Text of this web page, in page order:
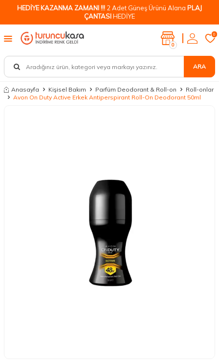
HEDİYE KAZANMA ZAMANI !!! 2 Adet Güneş Ürünü Alana PLAJ
ÇANTASIHEDİYE
ARA
0
0
Anasayfa Kişisel Bakım Parfüm Deodorant & Roll-on
Roll-onlar
Avon On Duty Active Erkek Antiperspirant Roll-On Deodorant 50ml